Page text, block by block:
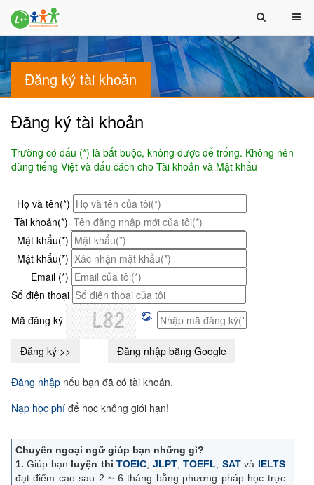
Đăng ký tài khoản
Đăng ký tài khoản
Trường có dấu (*) là bắt buộc, không được để trống. Không nên
dùng tiếng Việt và dấu cách cho Tài khoản và Mật khẩu
Họ và tên(*)
Tài khoản(*)
Mật khẩu(*)
Mật khẩu(*)
Email (*)
Số điện thoại
Mã đăng ký
Đăng nhập nếu bạn đã có tài khoản.
Nạp học phí để học không giới hạn!
Chuyên ngoại ngữ giúp bạn những gì?
1.Giúp bạn luyện thiTOEIC JLPT,TOEFL SATvà IELTS
đạt điểm cao sau 2 ~ 6 tháng bằng phương pháp học trực